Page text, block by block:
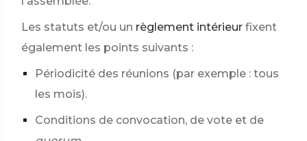
Les statuts et/ou un règlement intérieur fixent
également les points suivants :
Périodicité des réunions (par exemple : tous
les mois).
Conditions de convocation, de vote et de